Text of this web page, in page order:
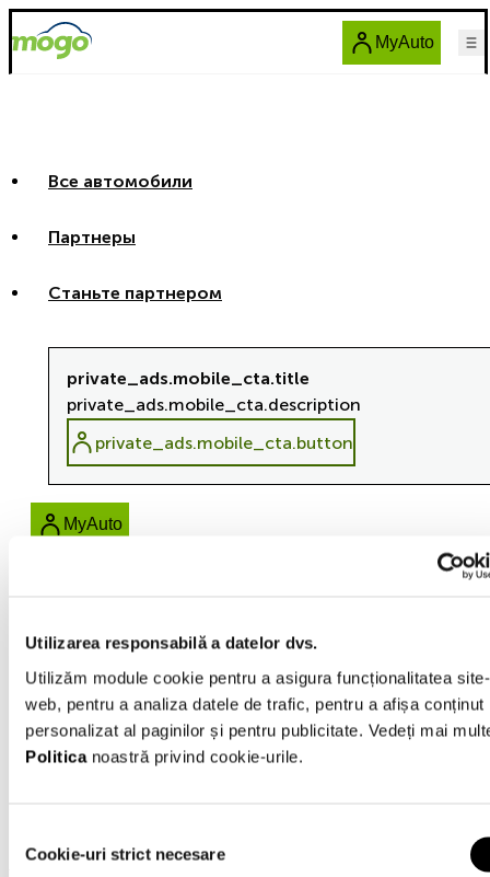
Utilizarea responsabilă a datelor dvs.
Utilizăm module cookie pentru a asigura funcționalitatea
web, pentru a analiza datele de trafic, pentru a afișa conținut
personalizat al paginilor și pentru publicitate. Vedeți mai
Politicanoastră privind cookie-urile.
consimțământului
Cookie-uri strict necesare
MyAuto
Все автомобили
Партнеры
Станьте партнером
Связаться с нами
private_ads.mobile_cta.title
private_ads.mobile_cta.description
private_ads.mobile_cta.button
MyAuto
Все автомобили
Автомобилей, соответствующих критериям поиска, не